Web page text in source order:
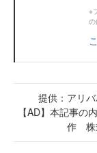
※
提供：アリ
【AD】本記事
作 株